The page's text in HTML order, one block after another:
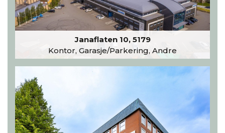
Janaflaten 10, 5179
Kontor, Garasje/Parkering, Andre